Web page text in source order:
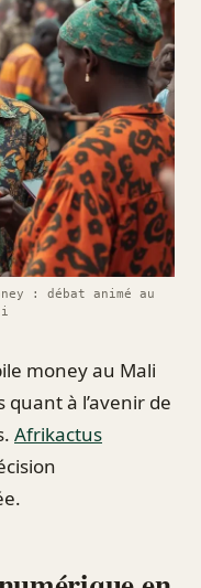
: débat animé au
money au Mali
à l’avenir de
Afrikactus